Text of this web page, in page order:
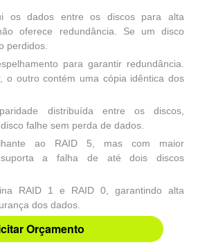
os dados entre os discos para alta
oferece redundância. Se um disco
perdidos.
para garantir redundância.
o outro contém uma cópia idêntica dos
distribuída entre os discos,
falhe sem perda de dados.
ao RAID 5, mas com maior
suporta a falha de até dois discos
RAID 1 e RAID 0, garantindo alta
dos dados.
Orçamento